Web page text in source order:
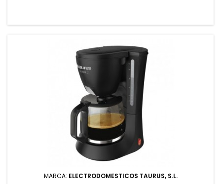
MARCA: ELECTRODOMESTICOS TAURUS, S.L.